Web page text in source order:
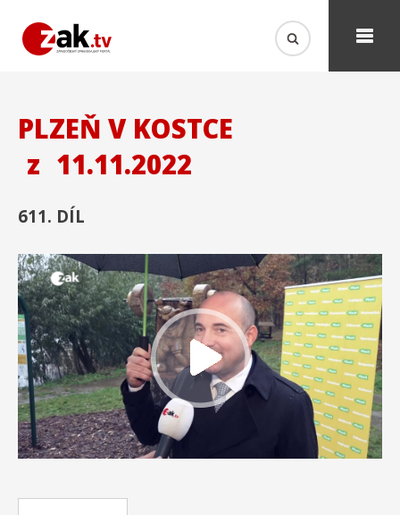
PLZEŇ V KOSTCE
z 11.11.2022
611. DÍL